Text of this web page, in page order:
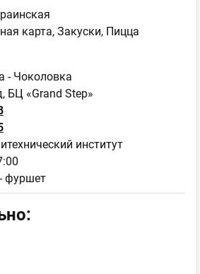
карта, Закуски, Пицца
- Чоколовка
БЦ «Grand Step»
институт
фуршет